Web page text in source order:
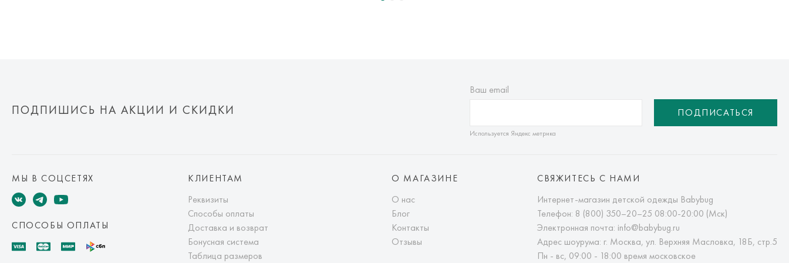
ПОДПИШИСЬ НА АКЦИИ И СКИДКИ
Ваш email
Используется Яндекс метрика
ПОДПИСАТЬСЯ
МЫ В СОЦСЕТЯХ
СПОСОБЫ ОПЛАТЫ
КЛИЕНТАМ
Реквизиты
Способы оплаты
Доставка и возврат
Бонусная система
Таблица размеров
О МАГАЗИНЕ
О нас
Блог
Контакты
Отзывы
СВЯЖИТЕСЬ С НАМИ
Интернет-магазин детской одежды Babybug
Телефон: 8 (800) 350–20–25 08:00-20:00 (Мск)
Электронная почта: info@babybug.ru
Адрес шоурума: г. Москва, ул. Верхняя Масловка, 18Б, стр.5
Пн - вс, 09:00 - 18:00 время московское